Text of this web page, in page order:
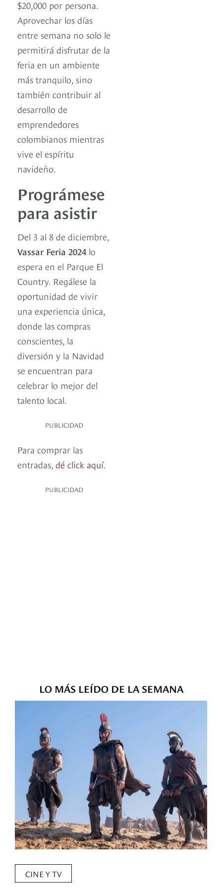
$20,000 por persona.
Aprovechar los días
entre semana no solo le
permitirá disfrutar de la
feria en un ambiente
más tranquilo, sino
también contribuir al
desarrollo de
emprendedores
colombianos mientras
vive el espíritu
navideño.
Prográmese
para asistir
Del 3 al 8 de diciembre,
Vassar Feria 2024 lo
espera en el Parque El
Country. Regálese la
oportunidad de vivir
una experiencia única,
donde las compras
conscientes, la
diversión y la Navidad
se encuentran para
celebrar lo mejor del
talento local.
PUBLICIDAD
Para comprar las
entradas, dé click aquí.
PUBLICIDAD
LO MÁS LEÍDO DE LA SEMANA
CINE Y TV